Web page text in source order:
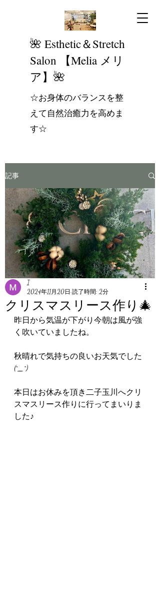
​🌺 Esthetic＆Stretch
Salon 【Melia メリ
ア】🌺
☆お身体のバランスを整
えて自然治癒力を高めま
す☆
記事
クリスマスリース作り🎄
I
2024年11月20日 読了時間: 2分
昨日から気温が下がり今朝は風が強
く吹いていましたね。
秋晴れで気持ちの良いお天気でした
(^_^)
本日はお休みを頂き二子玉川へクリ
スマスリース作りに行ってまいりま
した♪